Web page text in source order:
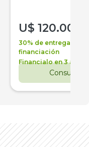
U$ 120.000
30% de entrega +
financiación
Financialo en 3 años
Consultar